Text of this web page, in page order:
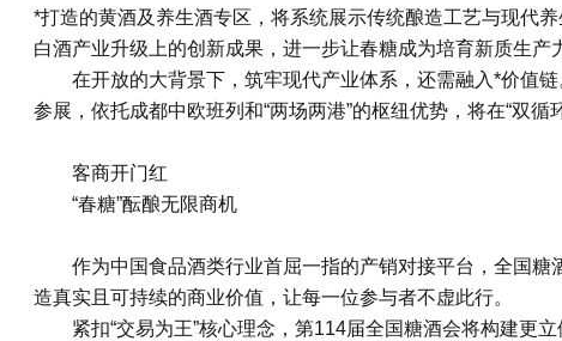
*打造的黄酒及养生酒专区，将系统展示传统酿造工艺与现代
白酒产业升级上的创新成果，进一步让春糖成为培育新质生产
在开放的大背景下，筑牢现代产业体系，还需融入*价值
参展，依托成都中欧班列和“两场两港”的枢纽优势，将在“双循
客商开门红
“春糖”酝酿无限商机
作为中国食品酒类行业首屈一指的产销对接平台，全国糖
造真实且可持续的商业价值，让每一位参与者不虚此行。
紧扣“交易为王”核心理念，第114届全国糖酒会将构建更